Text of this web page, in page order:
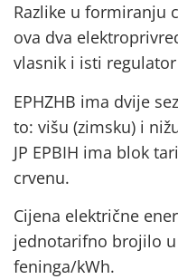
Razlike u formiranju
ova dva
vlasnik i isti
EPHZHB ima dvije
to: višu (zimsku) i
JP EPBIH ima blok
crvenu.
Cijena električne
jednotarifno brojilo
feninga/kWh.